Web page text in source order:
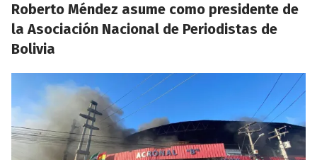
Roberto Méndez asume como presidente de
la Asociación Nacional de Periodistas de
Bolivia